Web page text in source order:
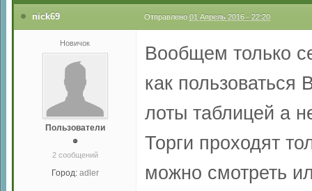
nick69 Отправлено 01 Апрель 2016 - 22:20
Новичок
Пользователи
2 сообщений
Город: adler
Вообщем только
как пользоваться
лоты таблицей а
Торги проходят
можно смотреть